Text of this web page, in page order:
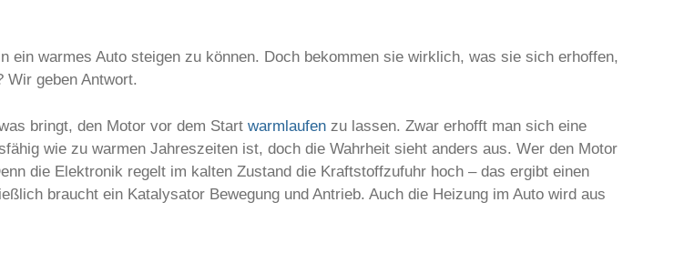
warmes Auto steigen zu können. Doch bekommen sie wirklich, was sie sich erhoffen,
Wir geben Antwort.
bringt, den Motor vor dem Start warmlaufen zu lassen. Zwar erhofft man sich eine
wie zu warmen Jahreszeiten ist, doch die Wahrheit sieht anders aus. Wer den Motor
die Elektronik regelt im kalten Zustand die Kraftstoffzufuhr hoch – das ergibt einen
braucht ein Katalysator Bewegung und Antrieb. Auch die Heizung im Auto wird aus